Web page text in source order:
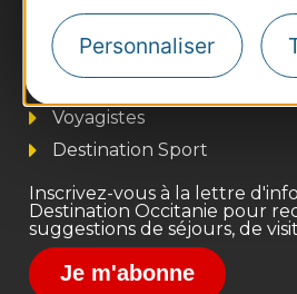
Personnaliser
Business/Mice
Pros d'Occitanie
Site presse et d'influence
Voyagistes
Destination Sport
Inscrivez-vous à la lettre
Destination Occitanie pour
suggestions de séjours, de
Je m'abonne